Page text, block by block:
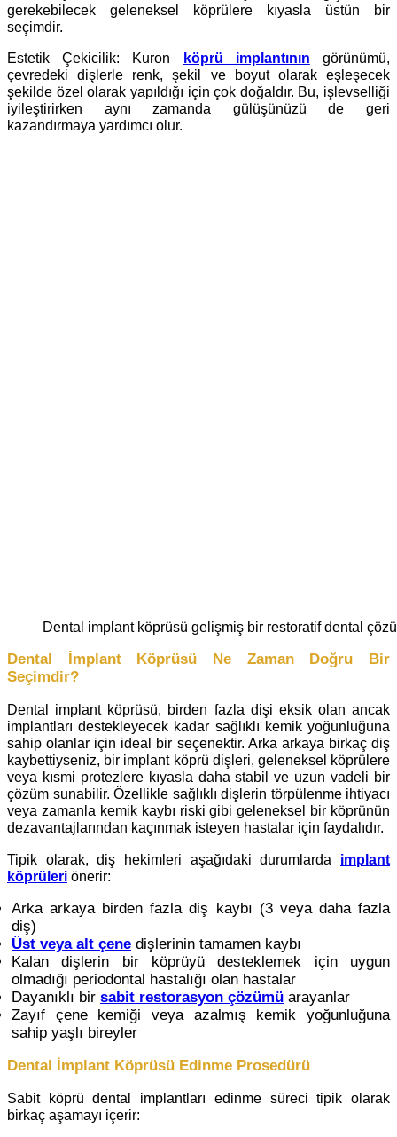
gerekebilecek geleneksel köprülere kıyasla üstün bir
seçimdir.
Estetik Çekicilik: Kuron köprü implantının görünümü,
çevredeki dişlerle renk, şekil ve boyut olarak eşleşecek
şekilde özel olarak yapıldığı için çok doğaldır. Bu, işlevselliği
iyileştirirken aynı zamanda gülüşünüzü de geri
kazandırmaya yardımcı olur.
Dental implant köprüsü gelişmiş bir restoratif dental
Dental İmplant Köprüsü Ne Zaman Doğru Bir
Seçimdir?
Dental implant köprüsü, birden fazla dişi eksik olan ancak
implantları destekleyecek kadar sağlıklı kemik yoğunluğuna
sahip olanlar için ideal bir seçenektir. Arka arkaya birkaç diş
kaybettiyseniz, bir implant köprü dişleri, geleneksel köprülere
veya kısmi protezlere kıyasla daha stabil ve uzun vadeli bir
çözüm sunabilir. Özellikle sağlıklı dişlerin törpülenme ihtiyacı
veya zamanla kemik kaybı riski gibi geleneksel bir köprünün
dezavantajlarından kaçınmak isteyen hastalar için faydalıdır.
Tipik olarak, diş hekimleri aşağıdaki durumlarda implant
köprüleri önerir:
Arka arkaya birden fazla diş kaybı (3 veya daha fazla
diş)
Üst veya alt çene dişlerinin tamamen kaybı
Kalan dişlerin bir köprüyü desteklemek için uygun
olmadığı periodontal hastalığı olan hastalar
Dayanıklı bir sabit restorasyon çözümü arayanlar
Zayıf çene kemiği veya azalmış kemik yoğunluğuna
sahip yaşlı bireyler
Dental İmplant Köprüsü Edinme Prosedürü
Sabit köprü dental implantları edinme süreci tipik olarak
birkaç aşamayı içerir: